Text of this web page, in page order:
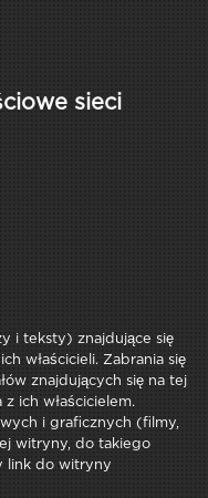
sieci
i teksty) znajdujące się
właścicieli. Zabrania się
znajdujących się na tej
ich właścicielem.
i graficznych (filmy,
witryny, do takiego
link do witryny